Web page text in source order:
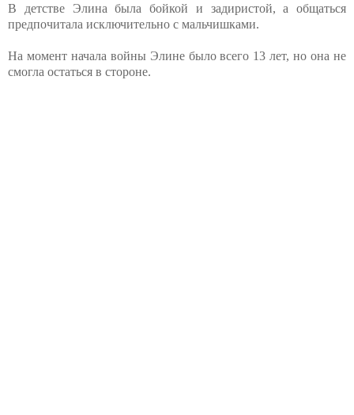
В детстве Элина была бойкой и задиристой, а общаться
предпочитала исключительно с мальчишками.
На момент начала войны Элине было всего 13 лет, но она не
смогла остаться в стороне.